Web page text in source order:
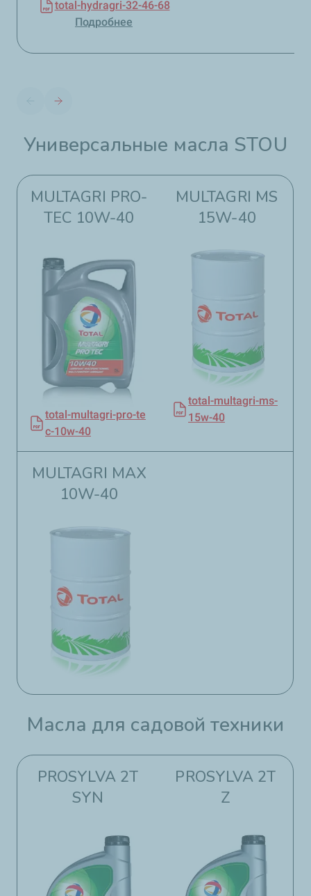
total-hydragri-32-46-68
Подробнее
Универсальные масла STOU​​
MULTAGRI PRO-
TEC 10W-40
total-multagri-pro-te
c-10w-40
MULTAGRI MS
15W-40​​
total-multagri-ms-
15w-40
MULTAGRI MAX
10W-40​​
Масла для садовой техники​​
PROSYLVA 2T
SYN
PROSYLVA 2T
Z